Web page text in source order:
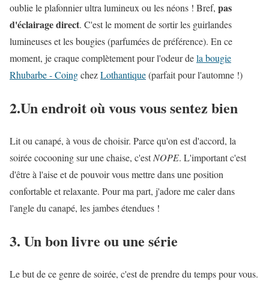
oublie le plafonnier ultra lumineux ou les néons ! Bref, pas
d'éclairage direct. C'est le moment de sortir les guirlandes
lumineuses et les bougies (parfumées de préférence). En ce
moment, je craque complètement pour l'odeur dela bougie
Rhubarbe - CoingchezLothantique(parfait pour l'automne !)
2.Un endroit où vous vous sentez bien
Lit ou canapé, à vous de choisir. Parce qu'on est d'accord, la
soirée cocooning sur une chaise, c'estNOPE. L'important c'est
d'être à l'aise et de pouvoir vous mettre dans une position
confortable et relaxante. Pour ma part, j'adore me caler dans
l'angle du canapé, les jambes étendues !
3. Un bon livre ou une série
Le but de ce genre de soirée, c'est de prendre du temps pour vous.